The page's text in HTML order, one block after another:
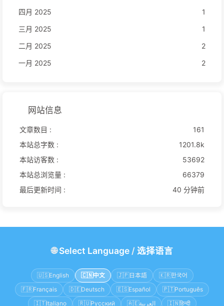
四月 2025
1
三月 2025
1
二月 2025
2
一月 2025
2
网站信息
文章数目 :
161
本站总字数 :
1201.8k
本站访客数 :
53692
本站总浏览量 :
66379
最后更新时间 :
40 分钟前
🌐Select Language/ 选择语言
🇺🇸English 🇨🇳 中文 🇯🇵日本語 🇰🇷한국어
🇫🇷Français 🇩🇪Deutsch 🇪🇸Español 🇵🇹Português
🇮🇹Italiano 🇷🇺Русский 🇦🇪العربية 🇮🇳हिन्दी